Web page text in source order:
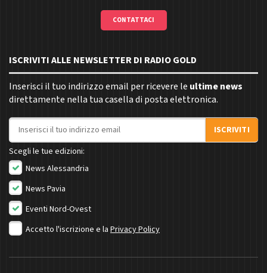
CONTATTACI
ISCRIVITI ALLE NEWSLETTER DI RADIO GOLD
Inserisci il tuo indirizzo email per ricevere le ultime news
direttamente nella tua casella di posta elettronica.
Indirizzo email
ISCRIVITI
Scegli le tue edizioni:
News Alessandria
News Pavia
Eventi Nord-Ovest
Accetto l'iscrizione e la Privacy Policy